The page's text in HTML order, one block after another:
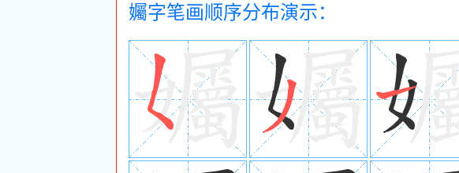
孎字笔画顺序分布演示：